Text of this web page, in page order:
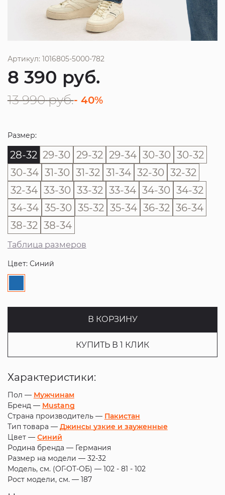
Артикул: 1016805-5000-782
8 390 руб.
13 990 руб.- 40%
Размер:
28-32 29-30 29-32 29-34 30-30 30-32
30-34 31-30 31-32 31-34 32-30 32-32
32-34 33-30 33-32 33-34 34-30 34-32
34-34 35-30 35-32 35-34 36-32 36-34
38-32 38-34
Таблица размеров
Цвет: Синий
В КОРЗИНУ
КУПИТЬ В 1 КЛИК
Характеристики:
Пол — Мужчинам
Бренд — Mustang
Страна производитель — Пакистан
Тип товара — Джинсы узкие и зауженные
Цвет — Синий
Родина бренда — Германия
Размер на модели — 32-32
Модель, см. (ОГ-ОТ-ОБ) — 102 - 81 - 102
Рост модели, см. — 187